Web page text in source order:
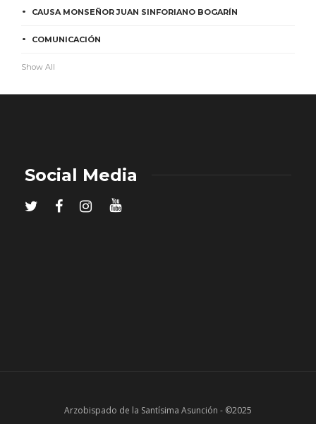
CAUSA MONSEÑOR JUAN SINFORIANO BOGARÍN
COMUNICACIÓN
Show All
Social Media
Arzobispado de la Santísima Asunción - ©2025